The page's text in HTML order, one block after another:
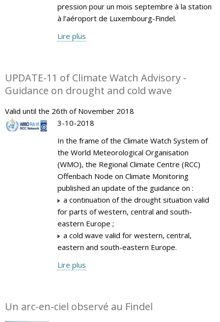
pression pour un mois septembre à la station
à l’aéroport de Luxembourg-Findel.
Lire plus
UPDATE-11 of Climate Watch Advisory -
Guidance on drought and cold wave
Valid until the 26th of November 2018
3-10-2018
In the frame of the Climate Watch System of
the World Meteorological Organisation
(WMO), the Regional Climate Centre (RCC)
Offenbach Node on Climate Monitoring
published an update of the guidance on :
a continuation of the drought situation valid
for parts of western, central and south-
eastern Europe ;
a cold wave valid for western, central,
eastern and south-eastern Europe.
Lire plus
Un arc-en-ciel observé au Findel